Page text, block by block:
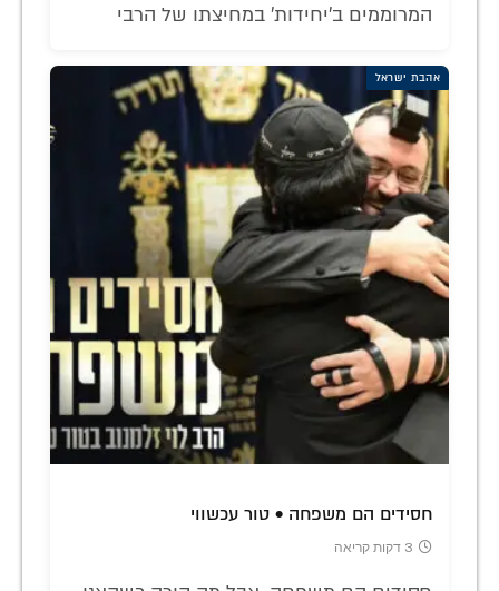
המרוממים ב'יחידות' במחיצתו של הרבי
אהבת ישראל
חסידים הם משפחה • טור עכשווי
3 דקות קריאה